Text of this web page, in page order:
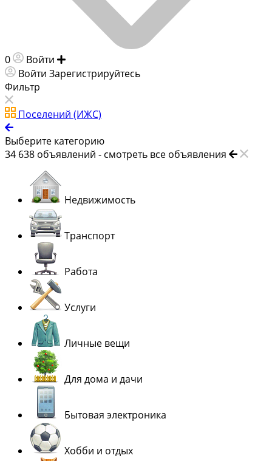
0 Войти
Войти Зарегистрируйтесь
Фильтр
Поселений (ИЖС)
Выберите категорию
34 638 объявлений - смотреть все объявления
Недвижимость
Транспорт
Работа
Услуги
Личные вещи
Для дома и дачи
Бытовая электроника
Хобби и отдых